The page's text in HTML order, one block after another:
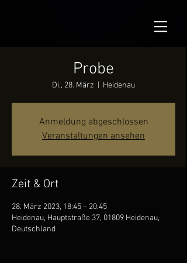
Probe
Di., 28. März Heidenau
Anmeldung abgeschlossen
Veranstaltungen ansehen
Zeit & Ort
28. März 2023, 18:45 – 20:45
Heidenau, Hauptstraße 37, 01809 Heidenau,
Deutschland